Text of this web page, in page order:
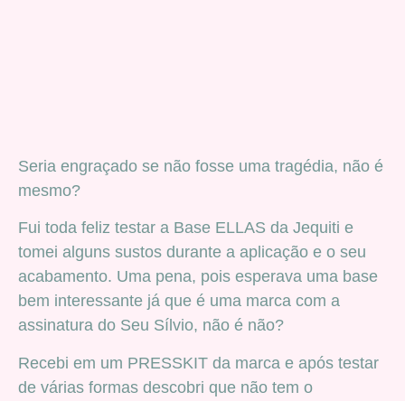
Seria engraçado se não fosse uma tragédia, não é
mesmo?
Fui toda feliz testar a Base ELLAS da Jequiti e
tomei alguns sustos durante a aplicação e o seu
acabamento. Uma pena, pois esperava uma base
bem interessante já que é uma marca com a
assinatura do Seu Sílvio, não é não?
Recebi em um PRESSKIT da marca e após testar
de várias formas descobri que não tem o